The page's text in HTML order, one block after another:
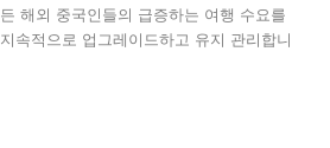
해외 중국인들의 급증하는 여행 수요를
속적으로 업그레이드하고 유지 관리합니